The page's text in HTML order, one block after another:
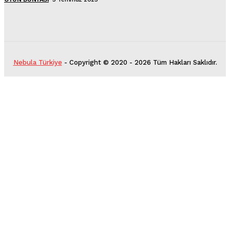
Nebula Türkiye - Copyright © 2020 - 2026 Tüm Hakları Saklıdır.